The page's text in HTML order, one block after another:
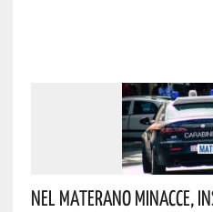
Nel Materano Minacce,